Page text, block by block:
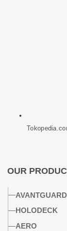
OUR
AVANTGUARD
HOLODECK
AERO